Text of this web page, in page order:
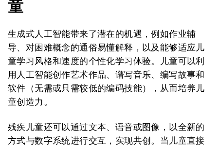
童
生成式人工智能带来了潜在的机遇，例如作业辅
导、对困难概念的通俗易懂解释，以及能够适应儿
童学习风格和速度的个性化学习体验。儿童可以利
用人工智能创作艺术作品、谱写音乐、编写故事和
软件（无需或只需较低的编码技能），从而培养儿
童创造力。
残疾儿童还可以通过文本、语音或图像，以全新的
方式与数字系统进行交互，实现共创。当儿童直接